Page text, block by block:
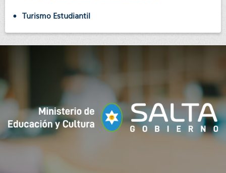
Turismo Estudiantil